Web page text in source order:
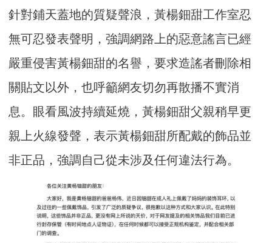
針對鋪天蓋地的質疑聲浪，黃楊鈿甜工作室忍
無可忍發表聲明，強調網路上的惡意謠言已經
嚴重侵害黃楊鈿甜的名譽，要求造謠者刪除相
關貼文以外，也呼籲網友切勿再散播不實消
息。眼看風波持續延燒，黃楊鈿甜父親稍早更
親上火線發聲，表示黃楊鈿甜所配戴的飾品並
非正品，強調自己從未涉及任何違法行為。